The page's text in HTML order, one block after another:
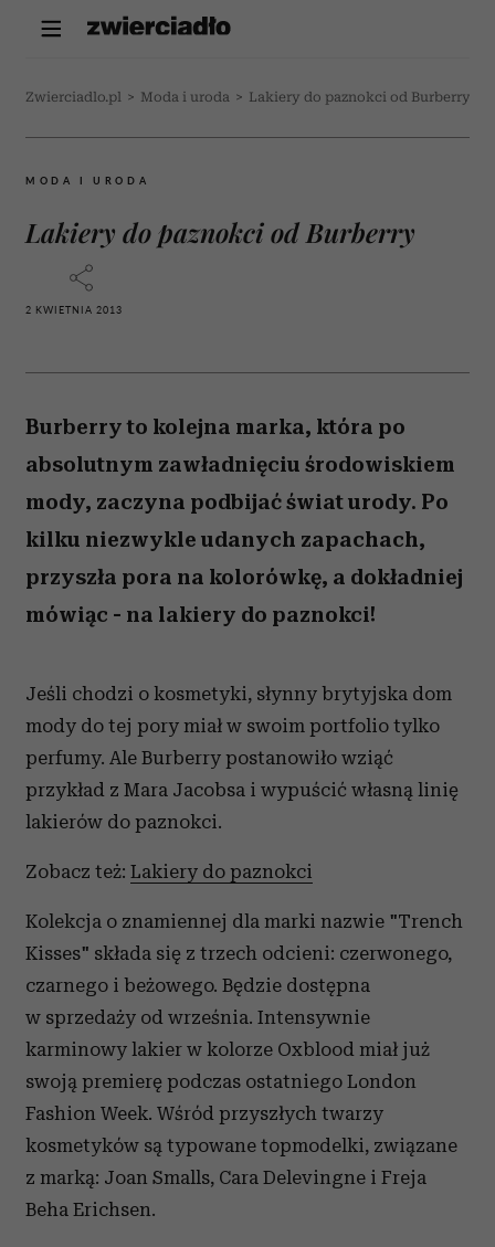
Zwierciadlo.pl > Moda i uroda > Lakiery do paznokci od Burberry
MODA I URODA
Lakiery do paznokci od Burberry
2 KWIETNIA 2013
Burberry to kolejna marka, która po
absolutnym zawładnięciu środowiskiem
mody, zaczyna podbijać świat urody. Po
kilku niezwykle udanych zapachach,
przyszła pora na kolorówkę, a dokładniej
mówiąc - na lakiery do paznokci!
Jeśli chodzi o kosmetyki, słynny brytyjska dom
mody do tej pory miał w swoim portfolio tylko
perfumy. Ale Burberry postanowiło wziąć
przykład z Mara Jacobsa i wypuścić własną linię
lakierów do paznokci.
Zobacz też: Lakiery do paznokci
Kolekcja o znamiennej dla marki nazwie "Trench
Kisses" składa się z trzech odcieni: czerwonego,
czarnego i beżowego. Będzie dostępna
w sprzedaży od września. Intensywnie
karminowy lakier w kolorze Oxblood miał już
swoją premierę podczas ostatniego London
Fashion Week. Wśród przyszłych twarzy
kosmetyków są typowane topmodelki, związane
z marką: Joan Smalls, Cara Delevingne i Freja
Beha Erichsen.